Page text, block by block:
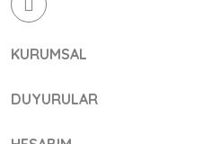
KURUMSAL
DUYURULAR